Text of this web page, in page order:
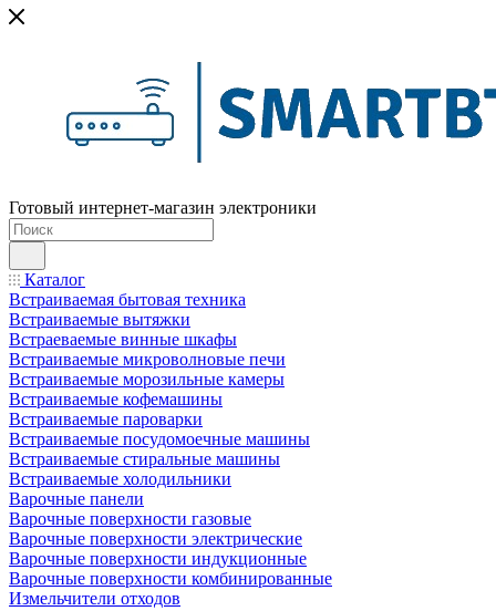
Готовый интернет-магазин электроники
Каталог
Встраиваемая бытовая техника
Встраиваемые вытяжки
Встраеваемые винные шкафы
Встраиваемые микроволновые печи
Встраиваемые морозильные камеры
Встраиваемые кофемашины
Встраиваемые пароварки
Встраиваемые посудомоечные машины
Встраиваемые стиральные машины
Встраиваемые холодильники
Варочные панели
Варочные поверхности газовые
Варочные поверхности электрические
Варочные поверхности индукционные
Варочные поверхности комбинированные
Измельчители отходов